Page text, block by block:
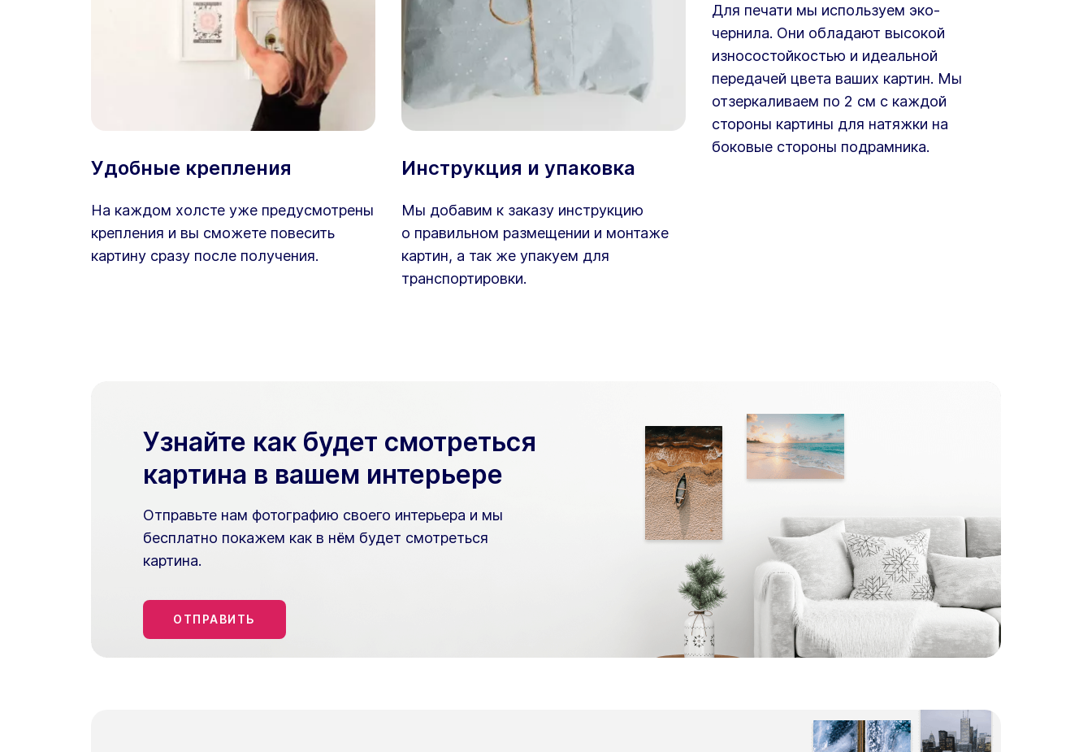
Удобные крепления
На каждом холсте уже предусмотрены
крепления и вы сможете повесить
картину сразу после получения.
Инструкция и упаковка
Мы добавим к заказу инструкцию
о правильном размещении и монтаже
картин, а так же упакуем для
транспортировки.
Для печати мы используем эко-
чернила. Они обладают высокой
износостойкостью и идеальной
передачей цвета ваших картин. Мы
отзеркаливаем по 2 см с каждой
стороны картины для натяжки на
боковые стороны подрамника.
Узнайте как будет смотреться
картина в вашем интерьере
Отправьте нам фотографию своего интерьера и мы
бесплатно покажем как в нём будет смотреться
картина.
ОТПРАВИТЬ